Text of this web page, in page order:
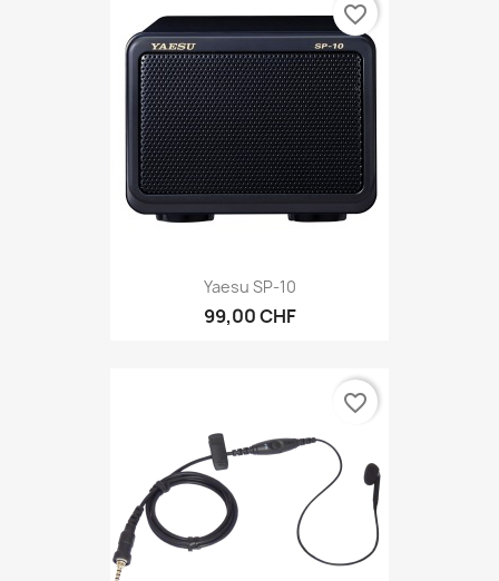
Yaesu SP-10
99,00 CHF
favorite_border
favorite_border